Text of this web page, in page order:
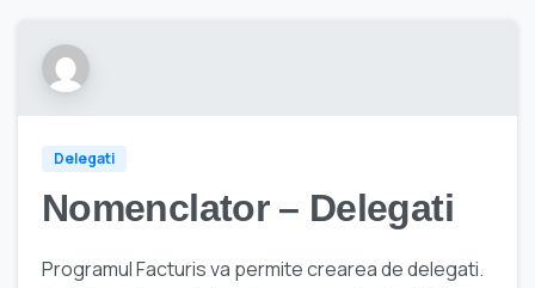
Delegati
Nomenclator – Delegati
Programul Facturis va permite crearea de delegati.